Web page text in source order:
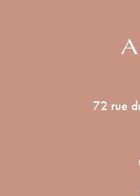
72 rue